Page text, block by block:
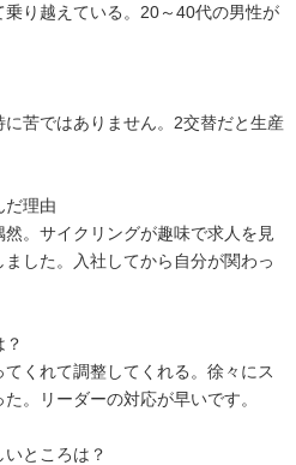
り越えている。20～40代の男性が
苦ではありません。2交替だと生産
理由
。サイクリングが趣味で求人を見
した。入社してから自分が関わっ
くれて調整してくれる。徐々にス
。リーダーの対応が早いです。
ところは？